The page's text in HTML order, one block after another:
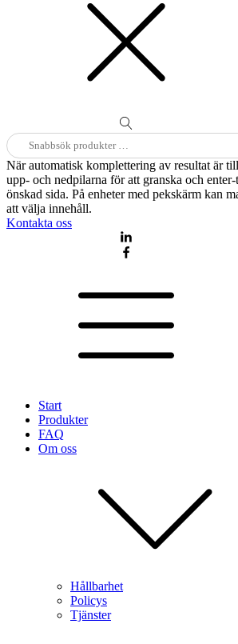
Sök
efter:
När automatisk komplettering av resultat är
upp- och nedpilarna för att granska och
önskad sida. På enheter med pekskärm kan
att välja innehåll.
Kontakta oss
Start
Produkter
FAQ
Om oss
Hållbarhet
Policys
Tjänster